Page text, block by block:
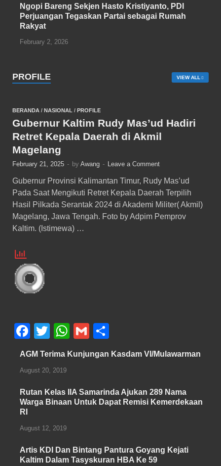
Ngopi Bareng Sekjen Hasto Kristiyanto, PDI
Perjuangan Tegaskan Partai sebagai Rumah
Rakyat
February 2, 2026
PROFILE VIEW ALL
BERANDA / NASIONAL / PROFILE
Gubernur Kaltim Rudy Mas’ud Hadiri
Retret Kepala Daerah di Akmil
Magelang
February 21, 2025 - by Awang - Leave a Comment
Gubernur Provinsi Kalimantan Timur, Rudy Mas’ud
Pada Saat Mengikuti Retret Kepala Daerah Terpilih
Hasil Pilkada Serantak 2024 di Akademi Militer( Akmil)
Magelang, Jawa Tengah. Foto by Adpim Pemprov
Kaltim. (Istimewa) …
F
a
c
e
b
o
o
k
T
wi
tt
er
W
h
at
A
p
G
ail
h
ar
AGM Terima Kunjungan Kasdam VI/Mulawarman
August 20, 2019
Rutan Kelas IIA Samarinda Ajukan 289 Nama
Warga Binaan Untuk Dapat Remisi Kemerdekaan
RI
August 12, 2019
Artis KDI Dan Bintang Pantura Goyang Kejati
Kaltim Dalam Tasyskuran HBA Ke 59